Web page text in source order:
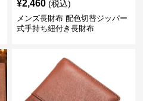
¥2,460 (税込)
メンズ長財布 配色切替ジッパー
式手持ち紐付き長財布